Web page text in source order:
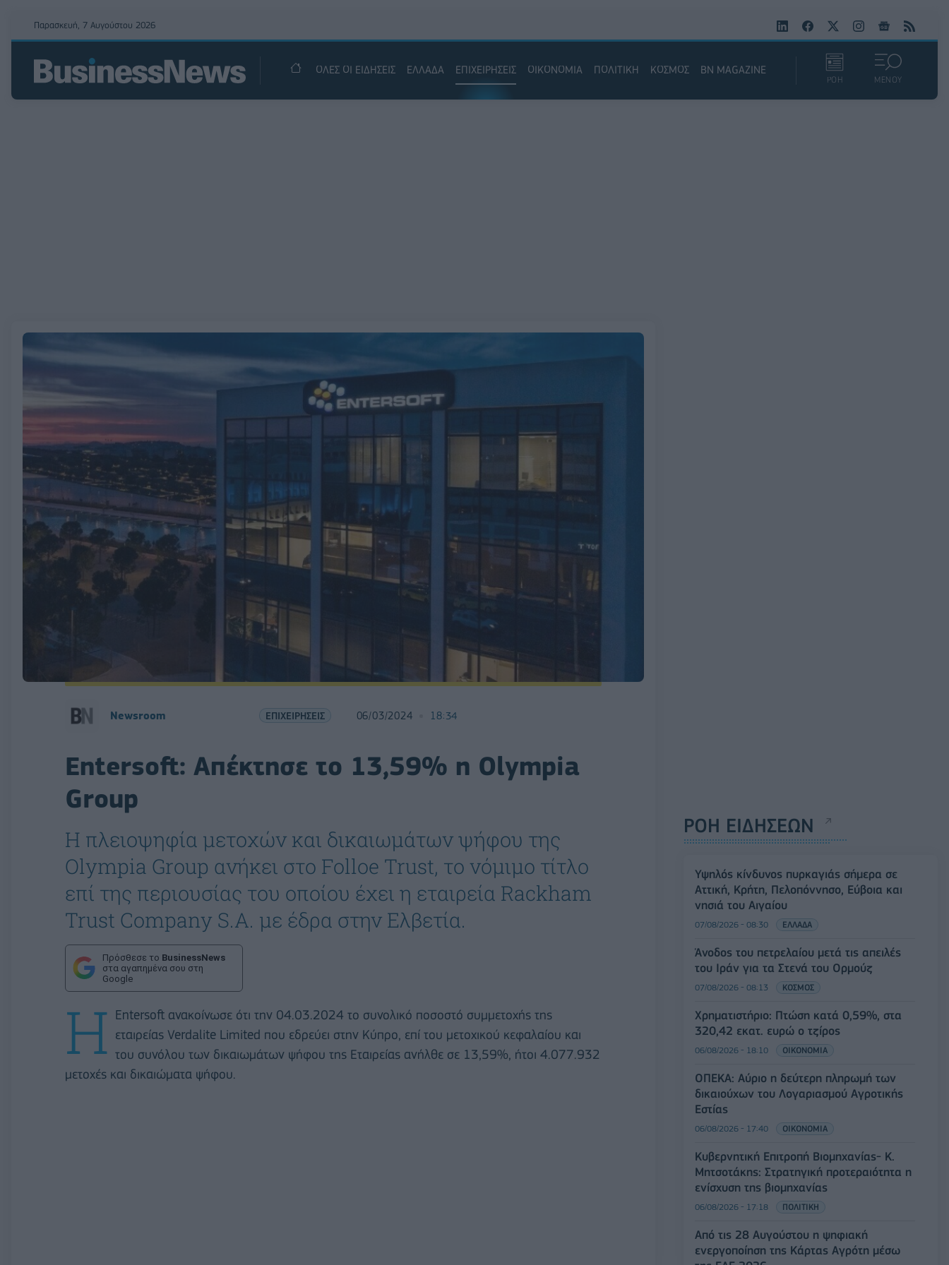
Παρασκευή, 7 Αυγούστου 2026
ΟΛΕΣ ΟΙ ΕΙΔΗΣΕΙΣ ΕΛΛΑΔΑ ΕΠΙΧΕΙΡΗΣΕΙΣ ΟΙΚΟΝΟΜΙΑ ΠΟΛΙΤΙΚΗ ΚΟΣΜΟΣ BN MAGAZINE
ΡΟΗ ΜΕΝΟΥ
Newsroom ΕΠΙΧΕΙΡΗΣΕΙΣ 06/03/2024 18:34
Entersoft: Απέκτησε το 13,59% η Olympia
Group
Η πλειοψηφία μετοχών και δικαιωμάτων ψήφου της
Olympia Group ανήκει στο Folloe Trust, το νόμιμο τίτλο
επί της περιουσίας του οποίου έχει η εταιρεία Rackham
Trust Company S.A. με έδρα στην Ελβετία.
Πρόσθεσε το BusinessNews
στα αγαπημένα σου στη
Google
Η Entersoft ανακοίνωσε ότι την 04.03.2024 το συνολικό ποσοστό συμμετοχής της
εταιρείας Verdalite Limited που εδρεύει στην Κύπρο, επί του μετοχικού κεφαλαίου και
του συνόλου των δικαιωμάτων ψήφου της Εταιρείας ανήλθε σε 13,59%, ήτοι 4.077.932
μετοχές και δικαιώματα ψήφου.
ΡΟΗ ΕΙΔΗΣΕΩΝ
Υψηλός κίνδυνος πυρκαγιάς σήμερα σε
Αττική, Κρήτη, Πελοπόννησο, Εύβοια και
νησιά του Αιγαίου
07/08/2026 - 08:30 ΕΛΛΑΔΑ
Άνοδος του πετρελαίου μετά τις απειλές
του Ιράν για τα Στενά του Ορμούζ
07/08/2026 - 08:13 ΚΟΣΜΟΣ
Χρηματιστήριο: Πτώση κατά 0,59%, στα
320,42 εκατ. ευρώ ο τζίρος
06/08/2026 - 18:10 ΟΙΚΟΝΟΜΙΑ
ΟΠΕΚΑ: Αύριο η δεύτερη πληρωμή των
δικαιούχων του Λογαριασμού Αγροτικής
Εστίας
06/08/2026 - 17:40 ΟΙΚΟΝΟΜΙΑ
Κυβερνητική Επιτροπή Βιομηχανίας- Κ.
Μητσοτάκης: Στρατηγική προτεραιότητα η
ενίσχυση της βιομηχανίας
06/08/2026 - 17:18 ΠΟΛΙΤΙΚΗ
Από τις 28 Αυγούστου η ψηφιακή
ενεργοποίηση της Κάρτας Αγρότη μέσω